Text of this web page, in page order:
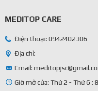
MEDITOP CARE
Điện thoại: 0942402306
Địa chỉ:
Email:
Giờ mở cửa: Thứ 2 - Thứ 6 :